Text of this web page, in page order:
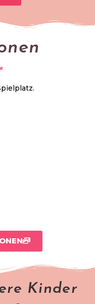
Kinder